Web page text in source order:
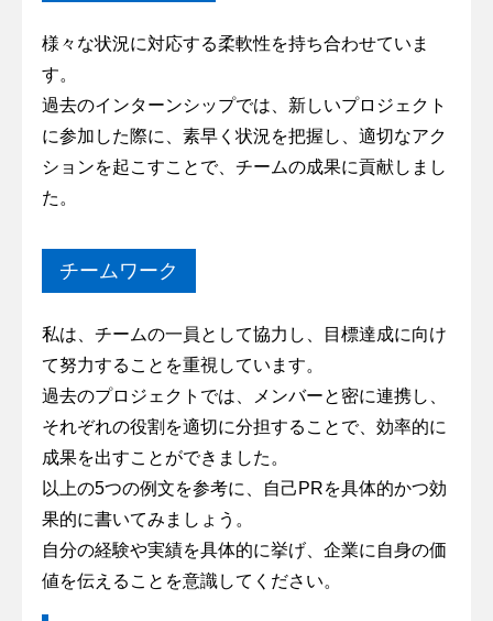
様々な状況に対応する柔軟性を持ち合わせていま
す。
過去のインターンシップでは、新しいプロジェクト
に参加した際に、素早く状況を把握し、適切なアク
ションを起こすことで、チームの成果に貢献しまし
た。
チームワーク
私は、チームの一員として協力し、目標達成に向け
て努力することを重視しています。
過去のプロジェクトでは、メンバーと密に連携し、
それぞれの役割を適切に分担することで、効率的に
成果を出すことができました。
以上の5つの例文を参考に、自己PRを具体的かつ効
果的に書いてみましょう。
自分の経験や実績を具体的に挙げ、企業に自身の価
値を伝えることを意識してください。